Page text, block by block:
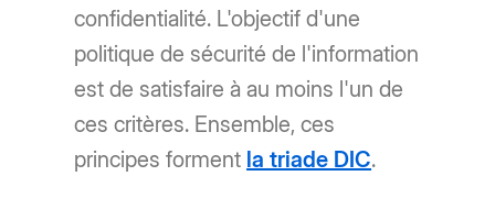
confidentialité. L'objectif d'une
politique de sécurité de l'information
est de satisfaire à au moins l'un de
ces critères. Ensemble, ces
principes forment la triade DIC.